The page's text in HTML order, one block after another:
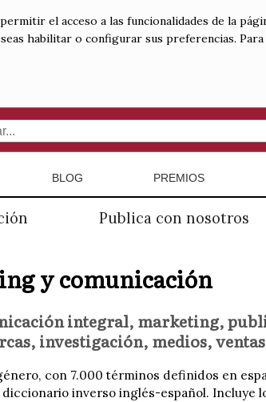
el acceso a las funcionalidades de la
habilitar o configurar sus preferencias.
BLOG PREMIOS
Publica con nosotros
y comunicación
integral, marketing,
investigación, medios,
con 7.000 términos definidos en
inverso inglés-español. Incluye